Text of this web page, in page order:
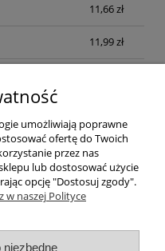
11,66 zł
11,99 zł
umożliwiają poprawne
ofertę do Twoich
przez nas
lub dostosować użycie
opcję "Dostosuj zgody".
w naszej Polityce